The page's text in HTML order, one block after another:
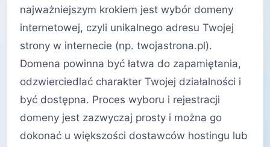
najważniejszym krokiem jest wybór domeny
internetowej, czyli unikalnego adresu Twojej
strony w internecie (np. twojastrona.pl).
Domena powinna być łatwa do zapamiętania,
odzwierciedlać charakter Twojej działalności i
być dostępna. Proces wyboru i rejestracji
domeny jest zazwyczaj prosty i można go
dokonać u większości dostawców hostingu lub